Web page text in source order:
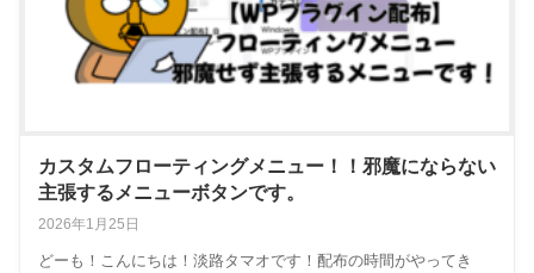
カスタムフローティングメニュー！！邪魔にならない
主張するメニューボタンです。
2026年1月25日
どーも！こんにちは！淡路タマオです！配布の時間がやってき